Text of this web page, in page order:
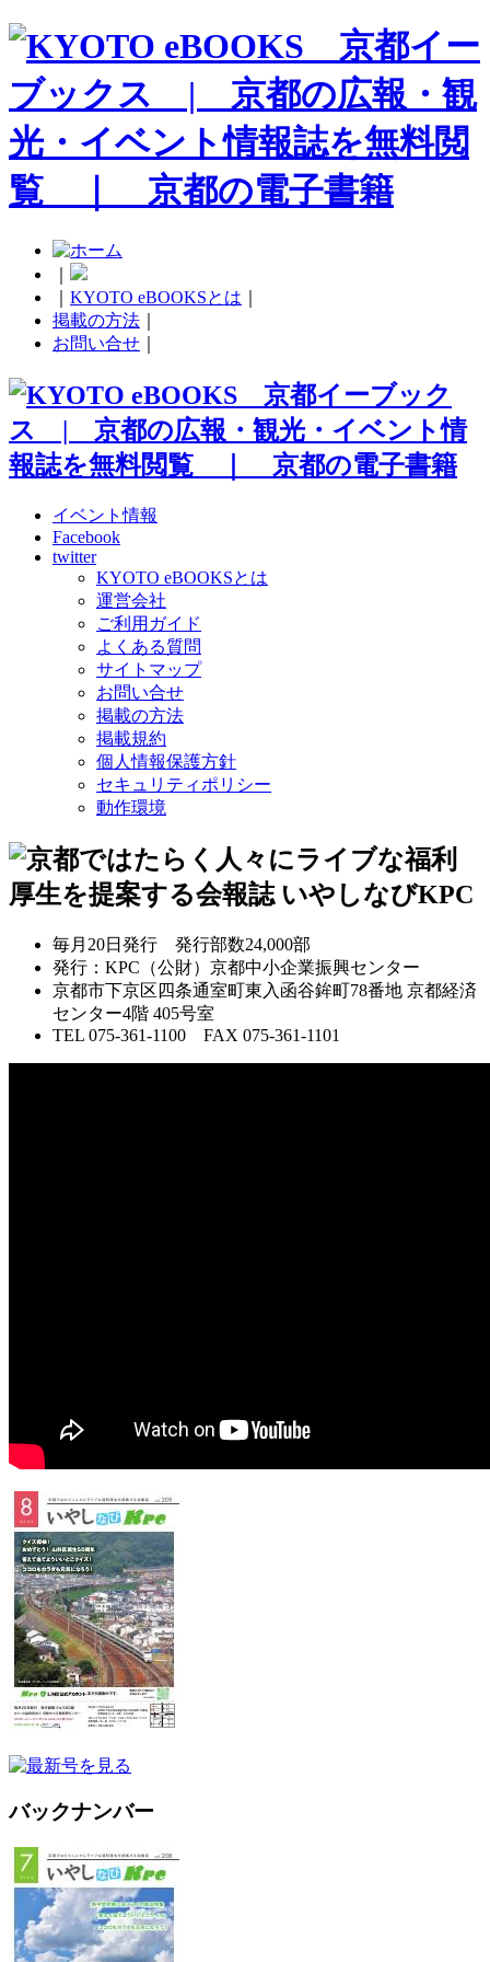
KYOTO eBOOKSとは
掲載の方法
お問い合せ
イベント情報
Facebook
twitter
KYOTO eBOOKSとは
運営会社
ご利用ガイド
よくある質問
サイトマップ
お問い合せ
掲載の方法
掲載規約
個人情報保護方針
セキュリティポリシー
動作環境
毎月20日発行 発行部数24,000部
発行：KPC（公財）京都中小企業振興センター
京都市下京区四条通室町東入函谷鉾町78番地 京都経済
センター4階 405号室
TEL 075-361-1100 FAX 075-361-1101
バックナンバー